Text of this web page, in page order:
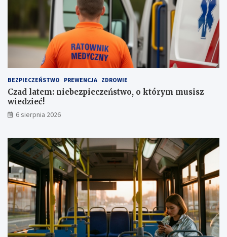
i
a
a
w
e
,
1
m
l
ł
BEZPIECZEŃSTWO PREWENCJA ZDROWIE
Czad latem: niebezpieczeństwo, o którym musisz
wiedzieć!
6 sierpnia 2026